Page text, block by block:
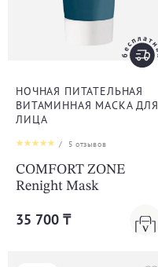
НОЧНАЯ ПИТАТЕЛЬНАЯ
ВИТАМИННАЯ МАСКА ДЛЯ
ЛИЦА
/ 5 отзывов
COMFORT ZONE
Renight Mask
35 700 ₸